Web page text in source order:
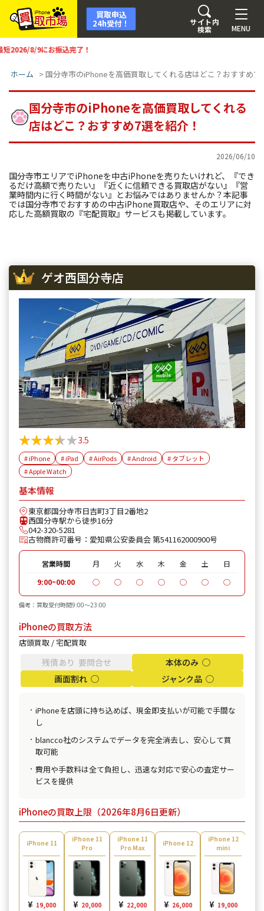
MENU
サイト内
検索
買取申込
24h受付！
込完了！
ホーム > 国分寺市のiPhoneを高価買取してくれる店はどこ？おすすめ7
国分寺市のiPhoneを高価買取してくれる
店はどこ？おすすめ7選を紹介！
2026/06/10
国分寺市エリアでiPhoneを中古iPhoneを売りたいけれど、『でき
るだけ高額で売りたい』『近くに信頼できる買取店がない』『営
業時間内に行く時間がない』とお悩みではありませんか？本記事
では国分寺市でおすすめの中古iPhone買取店や、そのエリアに対
応した高額買取の『宅配買取』サービスも掲載しています。
ゲオ西国分寺店
★★★★★
★★★★★3.5
# iPhone # iPad # AirPods # Android
# タブレット
# Apple Watch
基本情報
東京都国分寺市日吉町3丁目2番地2
西国分寺駅から徒歩16分
042-320-5281
古物商許可番号：愛知県公安委員会 第541162000900号
営業時間 月 火 水 木 金 土
日
9:00~00:00
◯ ◯ ◯ ◯ ◯ ◯ ◯
備考：買取受付時間9:00～23:00
iPhoneの買取方法
店頭買取 / 宅配買取
残債あり 要問合せ
本体のみ ◯
画面割れ ◯
ジャンク品 ◯
iPhoneを店頭に持ち込めば、現金即支払いが可能で手間な
し
blancco社のシステムでデータを完全消去し、安心して買
取可能
費用や手数料は全て負担し、迅速な対応で安心の査定サー
ビスを提供
iPhoneの買取上限（2026年8月6日更新）
iPhone 11
¥ 19,000
iPhone 11
Pro
¥ 20,000
iPhone 11
Pro Max
¥ 22,000
iPhone 12
¥ 26,000
iPhone 12
mini
¥ 19,000